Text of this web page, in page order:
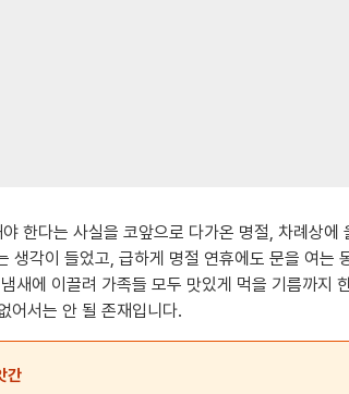
한다는 사실을 코앞으로 다가온 명절, 차례상
생각이 들었고, 급하게 명절 연휴에도 문을 여
새에 이끌려 가족들 모두 맛있게 먹을 기름까
어서는 안 될 존재입니다.
간